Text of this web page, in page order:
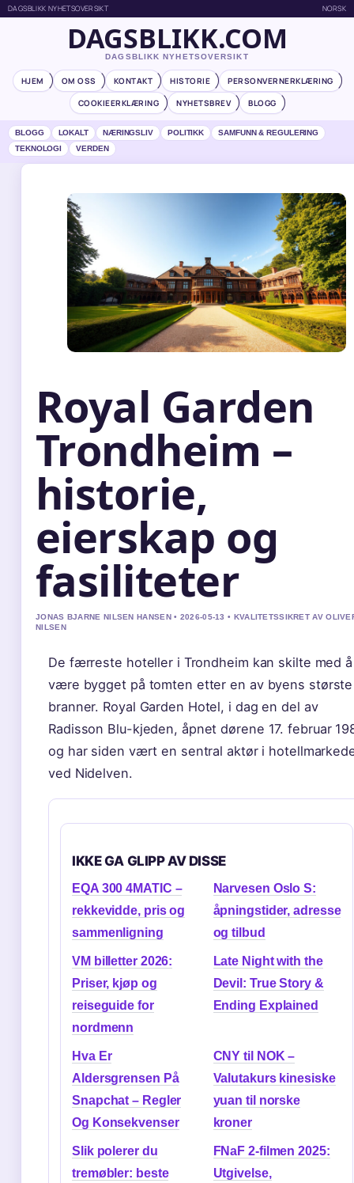
DAGSBLIKK NYHETSOVERSIKT NORSK
DAGSBLIKK.COM
DAGSBLIKK NYHETSOVERSIKT
HJEM OM OSS KONTAKT HISTORIE
PERSONVERNERKLÆRING
COOKIEERKLÆRING
NYHETSBREV BLOGG
BLOGG LOKALT NÆRINGSLIV POLITIKK
SAMFUNN & REGULERING
TEKNOLOGI
VERDEN
Royal Garden
Trondheim –
historie,
eierskap og
fasiliteter
JONAS BJARNE NILSEN HANSEN • 2026-05-13 • KVALITETSSIKRET AV
NILSEN
De færreste hoteller i Trondheim kan skilte med å
være bygget på tomten etter en av byens største
branner. Royal Garden Hotel, i dag en del av
Radisson Blu-kjeden, åpnet dørene 17. februar
og har siden vært en sentral aktør i
ved Nidelven.
IKKE GA GLIPP AV DISSE
EQA 300 4MATIC –
rekkevidde, pris og
sammenligning
Narvesen Oslo S:
åpningstider, adresse
og tilbud
VM billetter 2026:
Priser, kjøp og
reiseguide for
nordmenn
Late Night with the
Devil: True Story &
Ending Explained
Hva Er
Aldersgrensen På
Snapchat – Regler
Og Konsekvenser
CNY til NOK –
Valutakurs kinesiske
yuan til norske
kroner
Slik polerer du
tremøbler: beste
FNaF 2-filmen 2025:
Utgivelse,